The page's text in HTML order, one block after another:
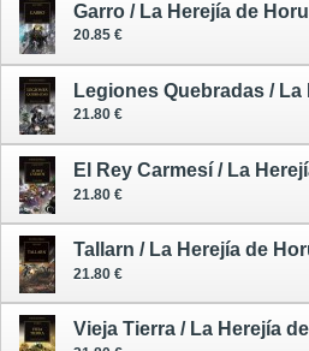
Garro / La Herejía de
20.85 €
Legiones Quebradas /
21.80 €
El Rey Carmesí / La
21.80 €
Tallarn / La Herejía de
21.80 €
Vieja Tierra / La Herejía